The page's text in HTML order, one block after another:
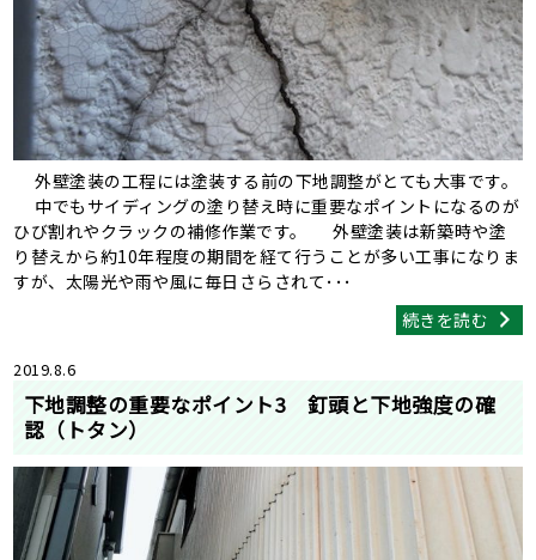
外壁塗装の工程には塗装する前の下地調整がとても大事です。
中でもサイディングの塗り替え時に重要なポイントになるのが
ひび割れやクラックの補修作業です。 外壁塗装は新築時や塗
り替えから約10年程度の期間を経て行うことが多い工事になりま
すが、太陽光や雨や風に毎日さらされて･･･
続きを読む
2019.8.6
下地調整の重要なポイント3 釘頭と下地強度の確
認（トタン）